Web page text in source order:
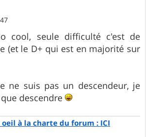
cool, seule difficulté c'est de
(et le D+ qui est en majorité sur
ne suis pas un descendeur, je
descendre
à la charte du forum : ICI